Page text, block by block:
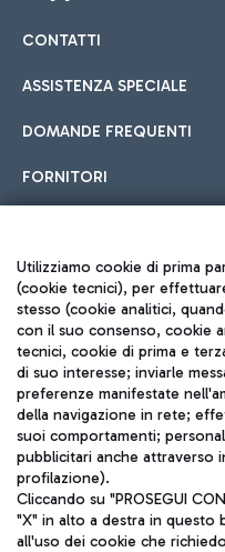
Cucina Internazionale
Fast Food
Hotel in aeroporto
Scegli l'alloggio più adatto
all'aeroporto.
Car sharing
Con il Car Sharing è
Treno
Raggiungi velocemente
tramite i servizi ferroviari
CONTATTI
ASSISTENZA SPECIALE
DOMANDE FREQUENTI
FORNITORI
Seguici sui social
Utilizziamo cookie di prima
(cookie tecnici), per
stesso (cookie analitici,
con il suo consenso, cookie
tecnici, cookie di prima e
di suo interesse; inviarle
preferenze manifestate
della navigazione in rete;
suoi comportamenti;
pubblicitari anche attraverso
profilazione).
Cliccando su "PROSEGUI
"X" in alto a destra in questo
all'uso dei cookie che